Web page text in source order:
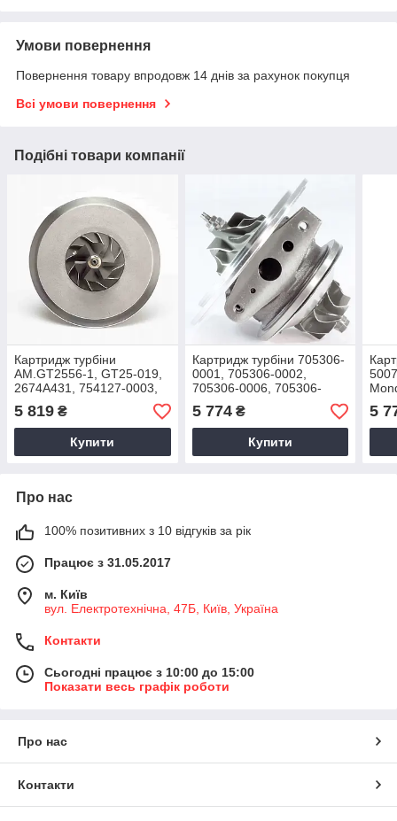
Умови повернення
Повернення товару впродовж 14 днів за рахунок покупця
Всі умови повернення
Подібні товари компанії
Картридж турбіни
AM.GT2556-1, GT25-019,
2674A431, 754127-0003,
754127-0004, 754127-1,
754127-3, 754127-4
5 819 ₴
Купити
Картридж турбіни 705306-
0001, 705306-0002,
705306-0006, 705306-
0007, 705306-1, 705306-2,
705306-6, 705306-7
5 774₴
Купити
Kw,
5
Про нас
100% позитивних з 10 відгуків за рік
Працює з 31.05.2017
м. Київ
вул. Електротехнічна, 47Б, Київ, Україна
Контакти
Сьогодні працює з 10:00 до 15:00
Показати весь графік роботи
Про нас
Контакти